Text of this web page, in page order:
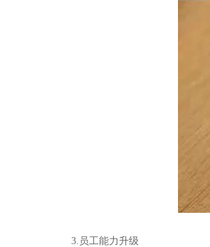
3.员工能力升级